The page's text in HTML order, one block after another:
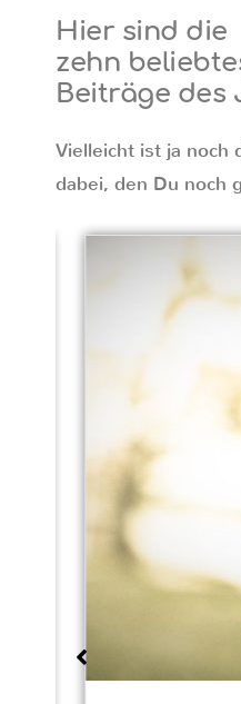
Hier sind die
zehn
Beiträge des
Vielleicht ist ja noch
dabei, den Du noch